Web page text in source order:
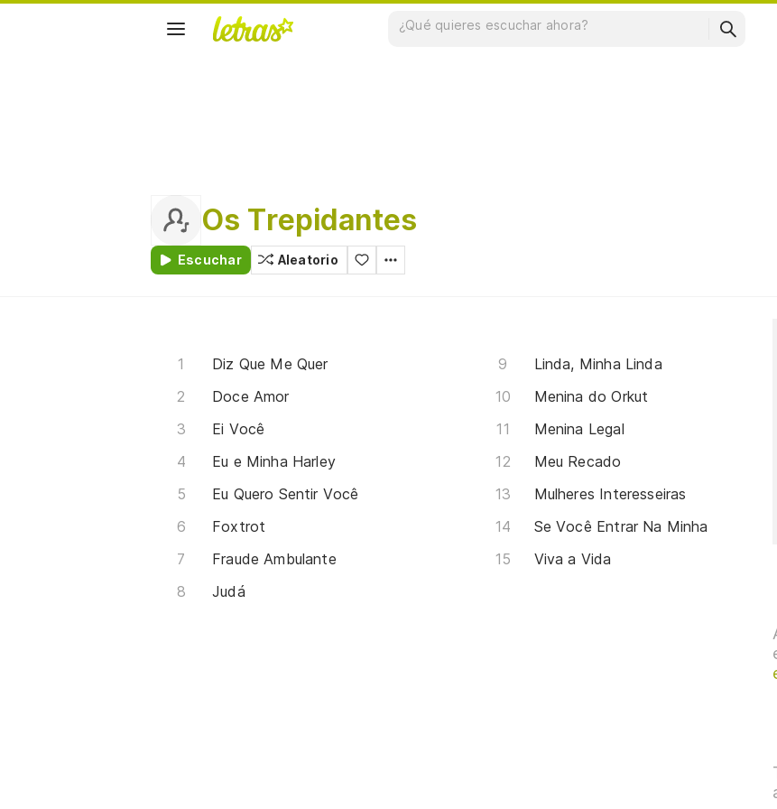
Os Trepidantes
Escuchar Aleatorio
Diz Que Me Quer
Doce Amor
Ei Você
Eu e Minha Harley
Eu Quero Sentir Você
Foxtrot
Fraude Ambulante
Judá
Linda, Minha Linda
Menina do Orkut
Menina Legal
Meu Recado
Mulheres Interesseiras
Se Você Entrar Na Minha
Viva a Vida